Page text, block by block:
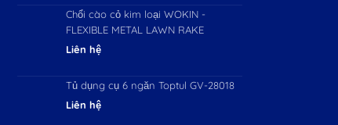
từ
68.000 ₫
Chổi cào cỏ kim loại WOKIN -
FLEXIBLE METAL LAWN RAKE
Liên hệ
Tủ dụng cụ 6 ngăn Toptul GV-28018
Liên hệ